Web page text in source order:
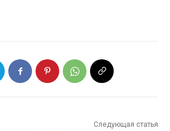
Следующая статья